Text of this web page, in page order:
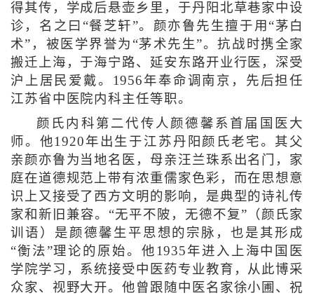
得其传，学成后悬壶乡里，于丹阳北草巷家中设
诊，名之曰“餐芝轩”。颜亦鲁先生擅于用“茅白
术”，被医学界誉为“茅术先生”。抗战时携全家
搬迁上海，于海宁路、延安东路开业行医，深受
沪上居民爱戴。1956年奉命调南京，先后担任
江苏省中医院内科主任等职。
颜氏内科第二代传人颜德馨系首届国医大
师。他1920年出生于江苏丹阳颜氏老宅。其父
亲颜亦鲁为当地名医，母亲汪兰珠系出名门，家
庭在道德规范上带有浓重儒家色彩，而在思想意
识上又接受了西方文明的影响，是典型的诗礼传
家和新旧兼容。“无平不陂，无德不复”（颜氏家
训语）是颜德馨生平思想的宗脉，也是其形成
“衡法”理论的原始。他1935年进入上海中国医
学院学习，系统接受中医药专业教育，从此博采
众家、视野大开。他曾跟随中医名家徐小圃、祝